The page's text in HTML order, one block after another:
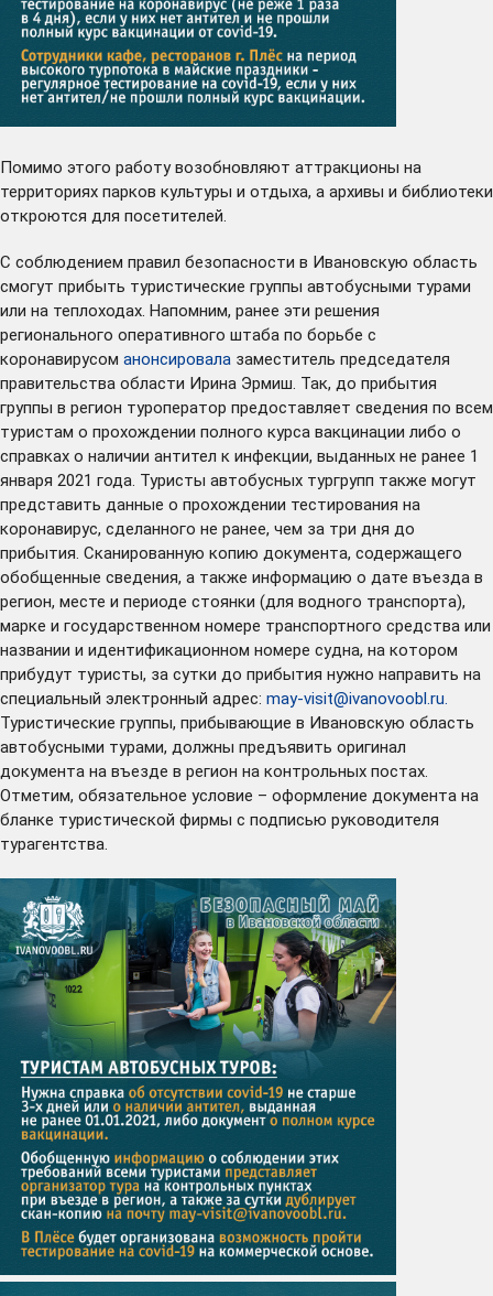
Помимо этого работу возобновляют аттракционы на
территориях парков культуры и отдыха, а архивы и библиотеки
откроются для посетителей.
С соблюдением правил безопасности в Ивановскую область
смогут прибыть туристические группы автобусными турами
или на теплоходах. Напомним, ранее эти решения
регионального оперативного штаба по борьбе с
коронавирусом анонсировала заместитель председателя
правительства области Ирина Эрмиш. Так, до прибытия
группы в регион туроператор предоставляет сведения по всем
туристам о прохождении полного курса вакцинации либо о
справках о наличии антител к инфекции, выданных не ранее 1
января 2021 года. Туристы автобусных тургрупп также могут
представить данные о прохождении тестирования на
коронавирус, сделанного не ранее, чем за три дня до
прибытия. Сканированную копию документа, содержащего
обобщенные сведения, а также информацию о дате въезда в
регион, месте и периоде стоянки (для водного транспорта),
марке и государственном номере транспортного средства или
названии и идентификационном номере судна, на котором
прибудут туристы, за сутки до прибытия нужно направить на
специальный электронный адрес: may-visit@ivanovoobl.ru
Туристические группы, прибывающие в Ивановскую область
автобусными турами, должны предъявить оригинал
документа на въезде в регион на контрольных постах.
Отметим, обязательное условие – оформление документа на
бланке туристической фирмы с подписью руководителя
турагентства.